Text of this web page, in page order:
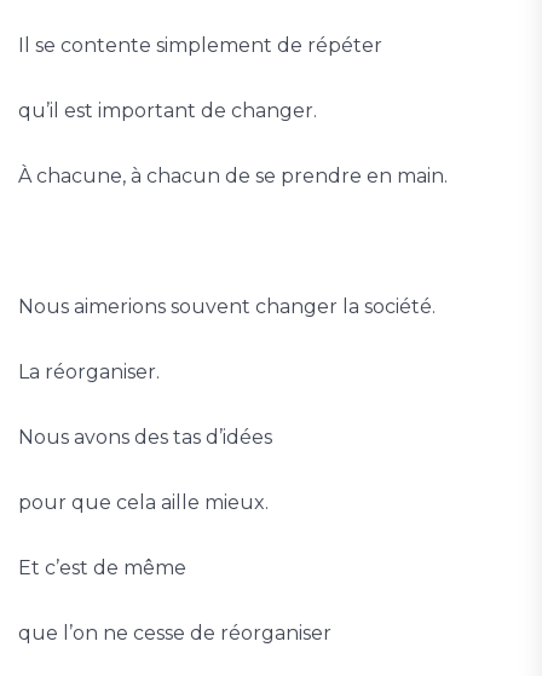
Il se contente simplement de répéter
qu’il est important de changer.
À chacune, à chacun de se prendre en main.
Nous aimerions souvent changer la société.
La réorganiser.
Nous avons des tas d’idées
pour que cela aille mieux.
Et c’est de même
que l’on ne cesse de réorganiser